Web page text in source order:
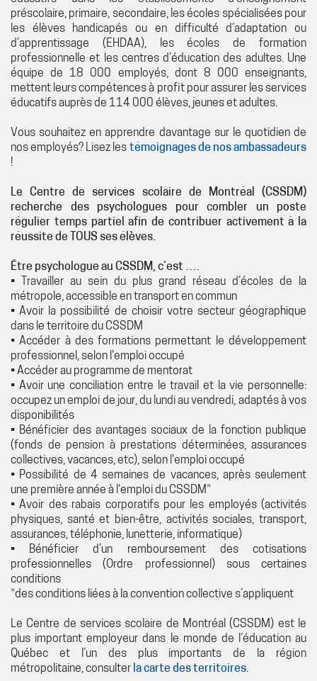
préscolaire, primaire, secondaire, les écoles spécialisées pour
les élèves handicapés ou en difficulté d’adaptation ou
d’apprentissage (EHDAA), les écoles de formation
professionnelle et les centres d’éducation des adultes. Une
équipe de 18 000 employés, dont 8 000 enseignants,
mettent leurs compétences à profit pour assurer les services
éducatifs auprès de 114 000 élèves, jeunes et adultes.
Vous souhaitez en apprendre davantage sur le quotidien de
nos employés? Lisez les témoignages de nos ambassadeurs
!
Le Centre de services scolaire de Montréal (CSSDM)
recherche des psychologues pour combler un poste
régulier temps partiel afin de contribuer activement à la
réussite de TOUS ses élèves.
Être psychologue au CSSDM, c’est ….
• Travailler au sein du plus grand réseau d’écoles de la
métropole, accessible en transport en commun
• Avoir la possibilité de choisir votre secteur géographique
dans le territoire du CSSDM
• Accéder à des formations permettant le développement
professionnel, selon l'emploi occupé
• Accéder au programme de mentorat
• Avoir une conciliation entre le travail et la vie personnelle:
occupez un emploi de jour, du lundi au vendredi, adaptés à vos
disponibilités
• Bénéficier des avantages sociaux de la fonction publique
(fonds de pension à prestations déterminées, assurances
collectives, vacances, etc), selon l'emploi occupé
• Possibilité de 4 semaines de vacances, après seulement
une première année à l'emploi du CSSDM*
• Avoir des rabais corporatifs pour les employés (activités
physiques, santé et bien-être, activités sociales, transport,
assurances, téléphonie, lunetterie, informatique)
• Bénéficier d’un remboursement des cotisations
professionnelles (Ordre professionnel) sous certaines
conditions
*des conditions liées à la convention collective s’appliquent
Le Centre de services scolaire de Montréal (CSSDM) est le
plus important employeur dans le monde de l’éducation au
Québec et l’un des plus importants de la région
métropolitaine, consulter la carte des territoires.